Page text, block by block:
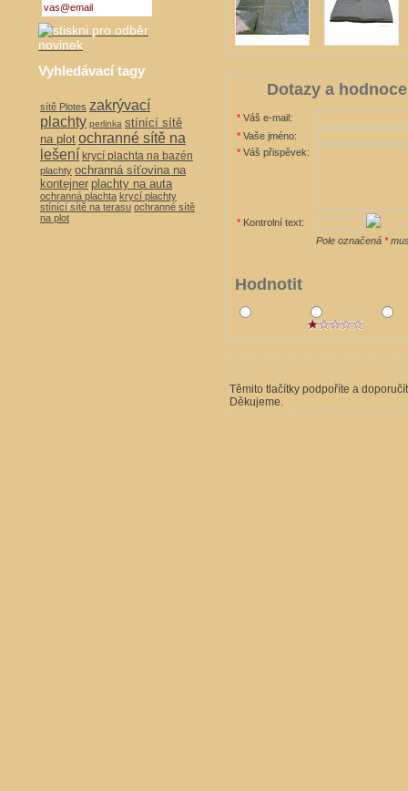
Dotazy a
* Váš e-mail:
* Vaše jméno:
* Váš přispěvek:
* Kontrolní text:
Pole označená *
Hodnotit
Těmito tlačítky podpoříte a
Děkujeme.
Vyhledávací tagy
sítě Plotes zakrývací
plachty perlinka stínící sítě
na plot ochranné sítě na
lešení krycí plachta na bazén
plachty ochranná síťovina na
kontejner plachty na auta
ochranná plachta krycí plachty
stínící sítě na terasu ochranné sítě
na plot